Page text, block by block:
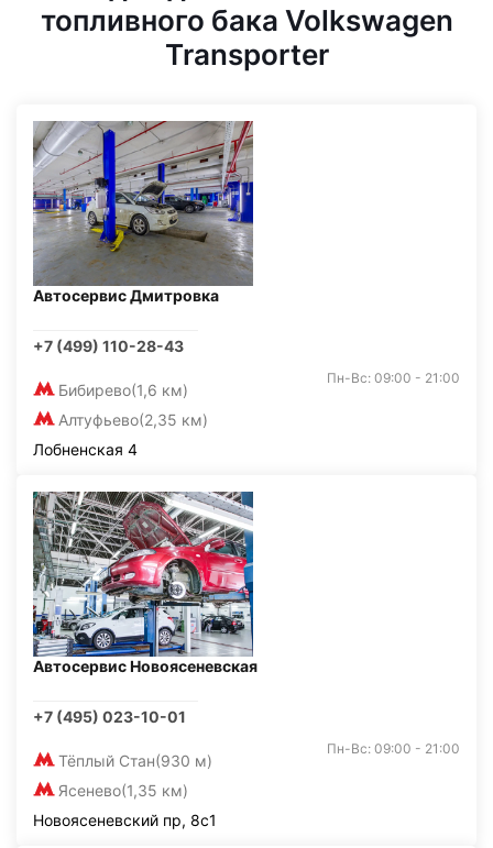
топливного бака Volkswagen
Transporter
Автосервис Дмитровка
+7 (499) 110-28-43
Бибирево(1,6 км)
Алтуфьево(2,35 км)
Пн-Вс: 09:00 - 21:00
Лобненская 4
Автосервис Новоясеневская
+7 (495) 023-10-01
Тёплый Стан(930 м)
Ясенево(1,35 км)
Пн-Вс: 09:00 - 21:00
Новоясеневский пр, 8с1